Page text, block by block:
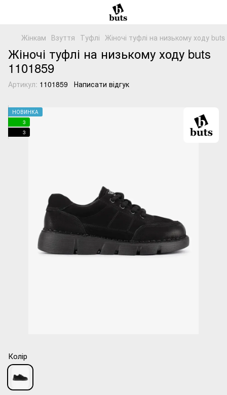
Жінкам Взуття Туфлі Жіночі туфлі на низькому ходу
Жіночі туфлі на низькому ходу buts
1101859
Артикул: 1101859 Написати відгук
НОВИНКА
3
3
Колір